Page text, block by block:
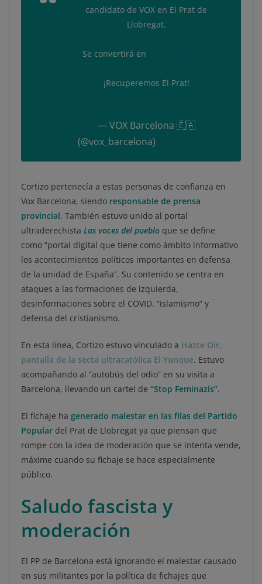
candidato de VOX en El Prat de
Llobregat.
Se convertirá en
¡Recuperemos El Prat!
— VOX Barcelona 🇪🇦
(@vox_barcelona)
Cortizo pertenecía a estas personas de confianza en
Vox Barcelona, siendo responsable de prensa
provincial. También estuvo unido al portal
ultraderechista Las voces del pueblo que se define
como “portal digital que tiene como ámbito informativo
los acontecimientos políticos importantes en defensa
de la unidad de España”. Su contenido se centra en
ataques a las formaciones de izquierda,
desinformaciones sobre el COVID, “islamismo” y
defensa del cristianismo.
En esta línea, Cortizo estuvo vinculado a Hazte Oír,
pantalla de la secta ultracatólica El Yunque. Estuvo
acompañando al “autobús del odio” en su visita a
Barcelona, llevando un cartel de “Stop Feminazis”.
El fichaje ha generado malestar en las filas del Partido
Popular del Prat de Llobregat ya que piensan que
rompe con la idea de moderación que se intenta vende,
máxime cuando su fichaje se hace especialmente
público.
Saludo fascista y
moderación
El PP de Barcelona está ignorando el malestar causado
en sus militantes por la política de fichajes que